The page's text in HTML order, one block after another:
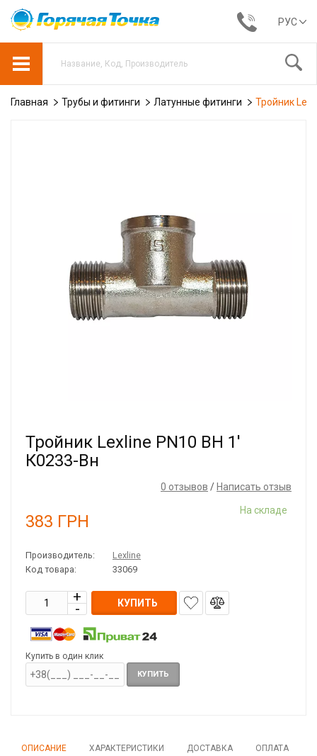
РУС
Главная Трубы и фитинги Латунные фитинги Тройник
Тройник Lexline PN10 ВН 1'
К0233-Вн
0 отзывов / Написать отзыв
383 ГРН
На складе
Производитель:
Lexline
Код товара:
33069
КУПИТЬ
Купить в один клик
КУПИТЬ
ОПИСАНИЕ ХАРАКТЕРИСТИКИ ДОСТАВКА ОПЛАТА